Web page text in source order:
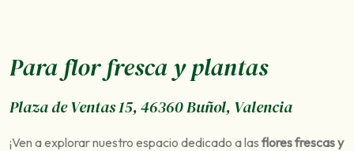
Para flor fresca y plantas
Plaza de Ventas 15, 46360 Buñol, Valencia
¡Ven a explorar nuestro espacio dedicado a lasflores frescas y